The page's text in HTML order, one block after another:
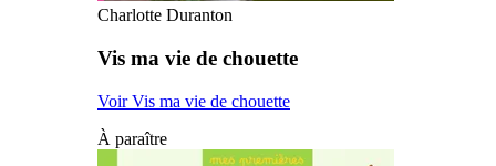
Charlotte Duranton
Vis ma vie de chouette
Voir Vis ma vie de chouette
À paraître